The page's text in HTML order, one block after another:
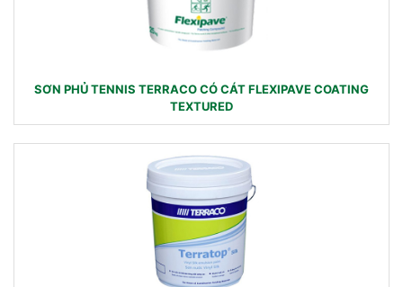
SƠN PHỦ TENNIS TERRACO CÓ CÁT FLEXIPAVE COATING
TEXTURED